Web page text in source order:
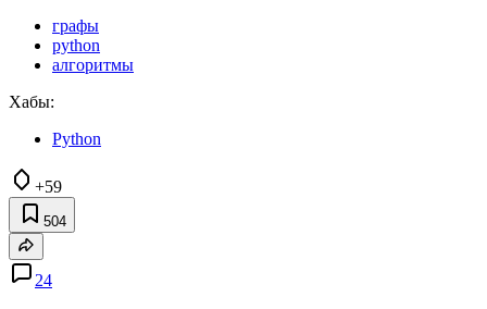
графы
python
алгоритмы
Хабы:
Python
+59
504
24